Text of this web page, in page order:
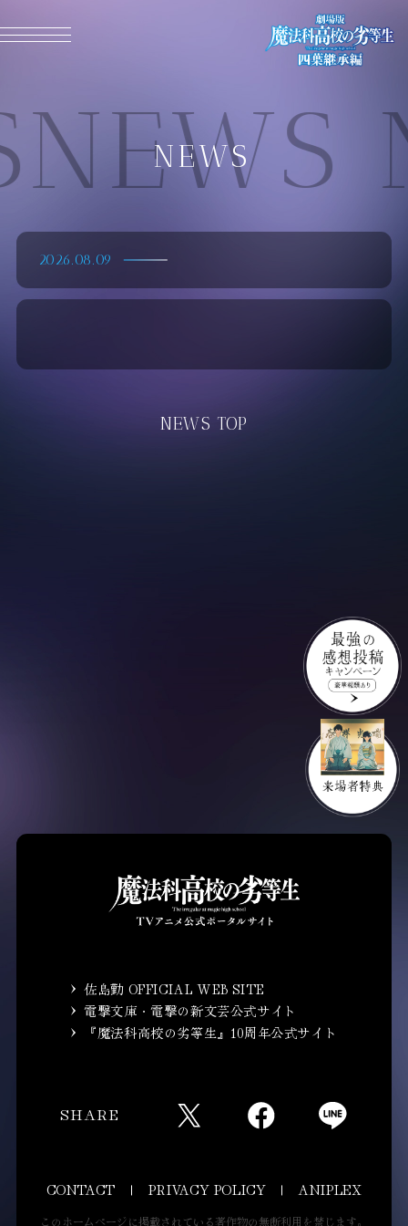
NEWS
NEWS
2026.08.09
NEWS TOP
佐島勤 OFFICIAL WEB SITE
電撃文庫・電撃の新文芸公式サイト
『魔法科高校の劣等生』10周年公式サイト
SHARE
CONTACT PRIVACY POLICY ANIPLEX
このホームページに掲載されている著作物の無断利用を禁じます。